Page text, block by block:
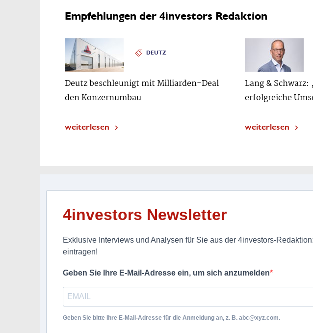
Empfehlungen der 4investors Redaktion
DEUTZ
Deutz beschleunigt mit Milliarden-Deal
den Konzernumbau
weiterlesen
Lang &
erfolgreiche
weiterlesen
4investors Newsletter
Exklusive Interviews und Analysen für Sie aus der 4investors-
eintragen!
Geben Sie Ihre E-Mail-Adresse ein, um sich anzumelden
Geben Sie bitte Ihre E-Mail-Adresse für die Anmeldung an, z. B. abc@xyz.com.